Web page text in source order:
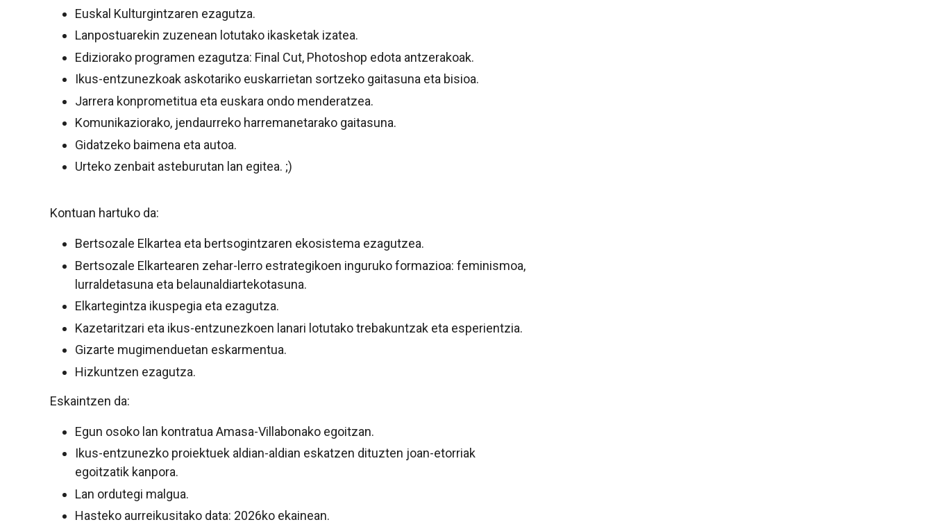
Euskal Kulturgintzaren ezagutza.
Lanpostuarekin zuzenean lotutako ikasketak izatea.
Ediziorako programen ezagutza: Final Cut, Photoshop edota antzerakoak.
Ikus-entzunezkoak askotariko euskarrietan sortzeko gaitasuna eta bisioa.
Jarrera konprometitua eta euskara ondo menderatzea.
Komunikaziorako, jendaurreko harremanetarako gaitasuna.
Gidatzeko baimena eta autoa.
Urteko zenbait asteburutan lan egitea. ;)
Kontuan hartuko da:
Bertsozale Elkartea eta bertsogintzaren ekosistema ezagutzea.
Bertsozale Elkartearen zehar-lerro estrategikoen inguruko formazioa: feminismoa,
lurraldetasuna eta belaunaldiartekotasuna.
Elkartegintza ikuspegia eta ezagutza.
Kazetaritzari eta ikus-entzunezkoen lanari lotutako trebakuntzak eta esperientzia.
Gizarte mugimenduetan eskarmentua.
Hizkuntzen ezagutza.
Eskaintzen da:
Egun osoko lan kontratua Amasa-Villabonako egoitzan.
Ikus-entzunezko proiektuek aldian-aldian eskatzen dituzten joan-etorriak
egoitzatik kanpora.
Lan ordutegi malgua.
Hasteko aurreikusitako data: 2026ko ekainean.